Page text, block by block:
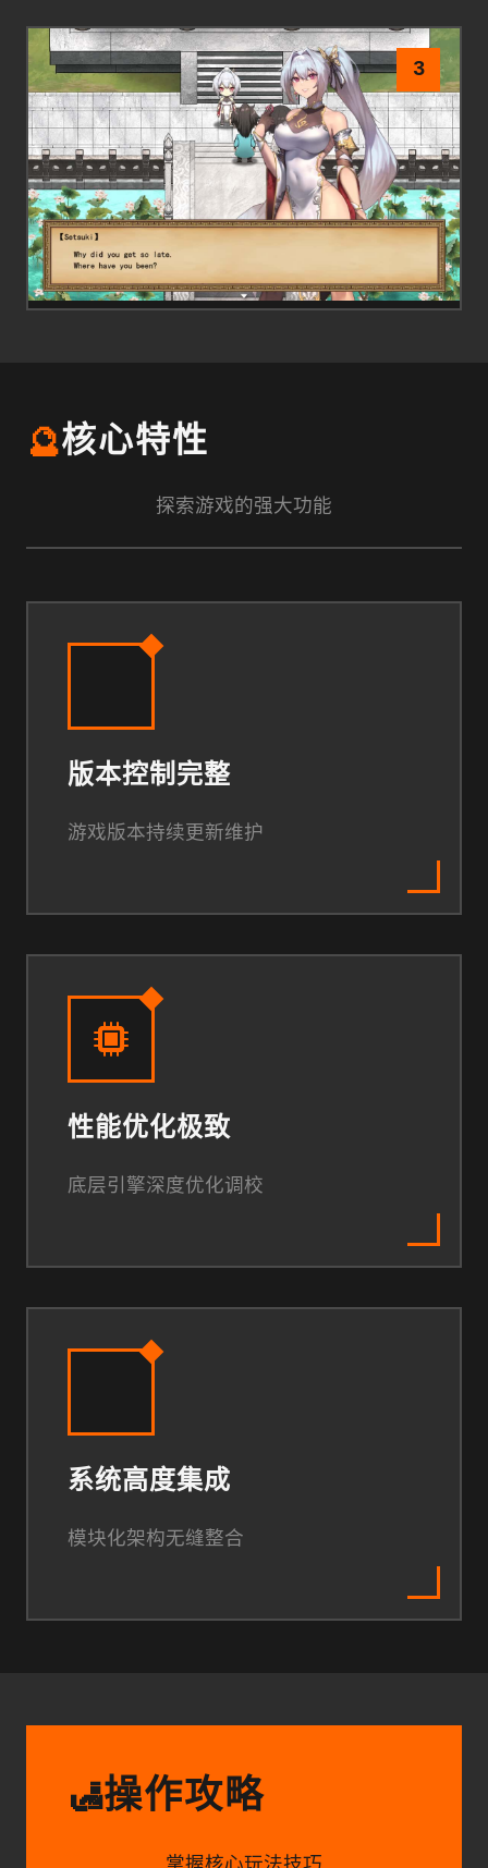
3
🔮核心特性
探索游戏的强大功能
版本控制完整
游戏版本持续更新维护
性能优化极致
底层引擎深度优化调校
系统高度集成
模块化架构无缝整合
🛃操作攻略
掌握核心玩法技巧